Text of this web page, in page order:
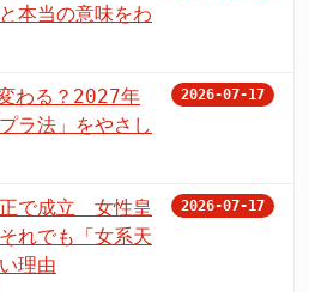
本当の意味をわ
わる？2027年
ラ法」をやさし
2026-07-17
で成立 女性皇
れでも「女系天
理由
2026-07-17